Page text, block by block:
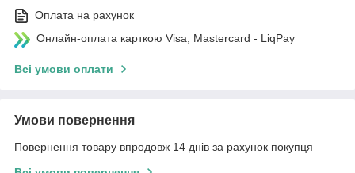
Оплата на рахунок
Онлайн-оплата карткою Visa, Mastercard - LiqPay
Всі умови оплати
Умови повернення
Повернення товару впродовж 14 днів за рахунок покупця